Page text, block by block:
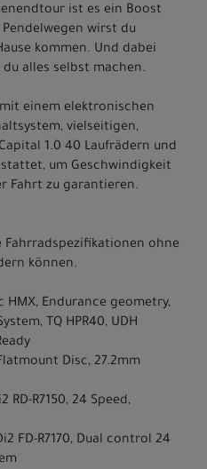
ist es ein Boost
wirst du
kommen. Und dabei
alles selbst machen.
einem elektronischen
vielseitigen,
1.0 40 Laufrädern und
um Geschwindigkeit
Fahrt zu garantieren.
ohne
können.
HMX, Endurance geometry,
TQ HPR40, UDH
Disc, 27.2mm
RD-R7150, 24 Speed,
FD-R7170, Dual control 24